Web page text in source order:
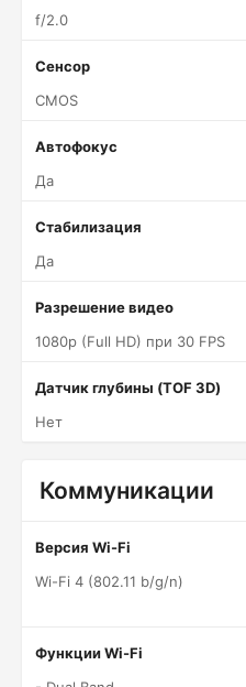
f/2.0
Сенсор
CMOS
Автофокус
Да
Стабилизация
Да
Разрешение видео
1080p (Full HD) при 30 FPS
Датчик глубины (TOF 3D)
Нет
Коммуникации
Версия Wi-Fi
Wi-Fi 4 (802.11 b/g/n)
Функции Wi-Fi